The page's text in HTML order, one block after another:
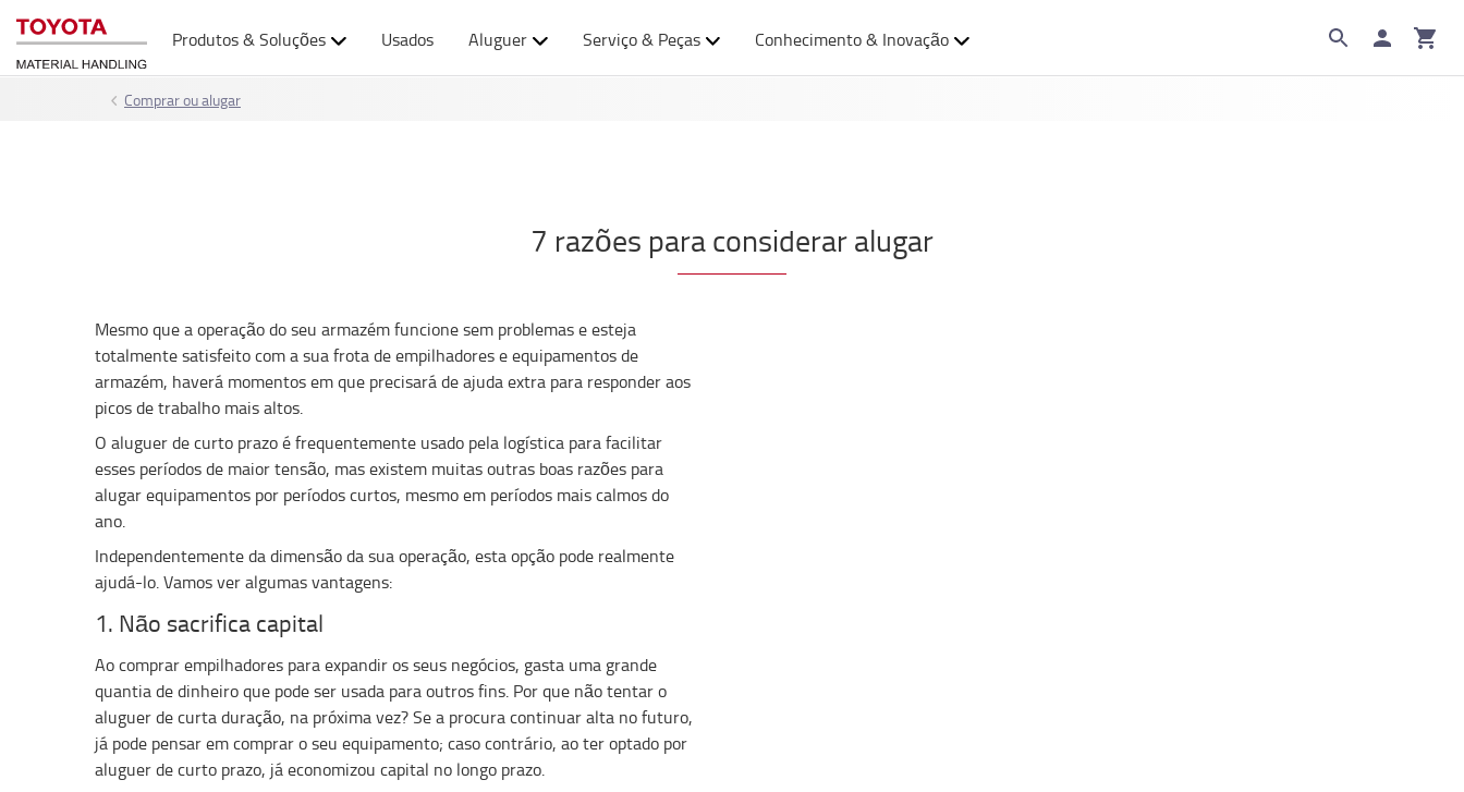
Produtos & Soluções Usados Aluguer Serviço & Peças Conhecimento & Inovação
Comprar ou alugar
7 razões para considerar alugar
Mesmo que a operação do seu armazém funcione sem problemas e esteja
totalmente satisfeito com a sua frota de empilhadores e equipamentos de
armazém, haverá momentos em que precisará de ajuda extra para responder aos
picos de trabalho mais altos.
O aluguer de curto prazo é frequentemente usado pela logística para facilitar
esses períodos de maior tensão, mas existem muitas outras boas razões para
alugar equipamentos por períodos curtos, mesmo em períodos mais calmos do
ano.
Independentemente da dimensão da sua operação, esta opção pode realmente
ajudá-lo. Vamos ver algumas vantagens:
1. Não sacrifica capital
Ao comprar empilhadores para expandir os seus negócios, gasta uma grande
quantia de dinheiro que pode ser usada para outros fins. Por que não tentar o
aluguer de curta duração, na próxima vez? Se a procura continuar alta no futuro,
já pode pensar em comprar o seu equipamento; caso contrário, ao ter optado por
aluguer de curto prazo, já economizou capital no longo prazo.